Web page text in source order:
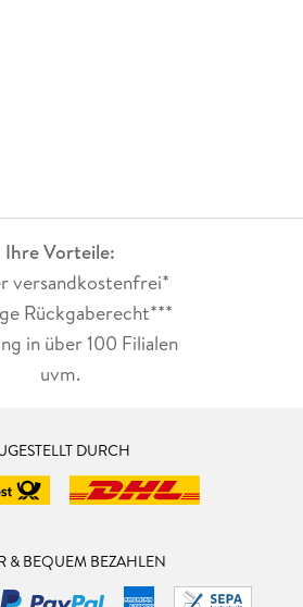
Ihre Vorteile:
versandkostenfrei*
Rückgaberecht***
in über 100 Filialen
uvm.
DURCH
& BEQUEM BEZAHLEN